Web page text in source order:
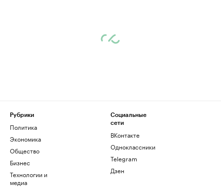
Рубрики
Политика
Экономика
Общество
Бизнес
Технологии и
медиа
Социальные
сети
ВКонтакте
Одноклассники
Telegram
Дзен